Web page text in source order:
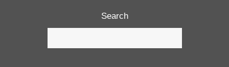
Search